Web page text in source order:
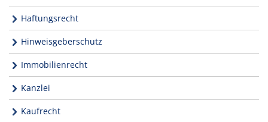
Haftungsrecht
Hinweisgeberschutz
Immobilienrecht
Kanzlei
Kaufrecht